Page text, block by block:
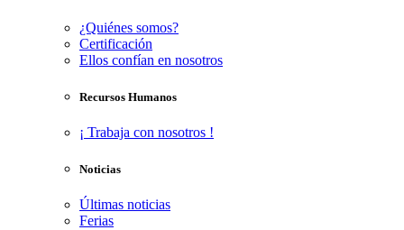
¿Quiénes somos?
Certificación
Ellos confían en nosotros
Recursos Humanos
¡ Trabaja con nosotros !
Noticias
Últimas noticias
Ferias